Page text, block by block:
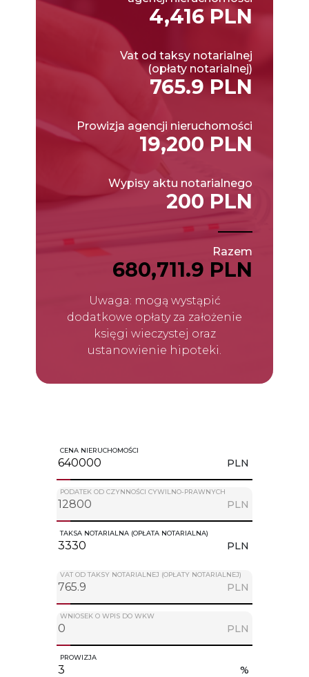
4,416 PLN
Vat od taksy notarialnej
(opłaty notarialnej)
765.9 PLN
Prowizja agencji nieruchomości
19,200 PLN
Wypisy aktu notarialnego
200 PLN
Razem
680,711.9 PLN
Uwaga: mogą wystąpić
dodatkowe opłaty za założenie
księgi wieczystej oraz
ustanowienie hipoteki.
CENA NIERUCHOMOŚCI
PLN
PODATEK OD CZYNNOŚCI CYWILNO-PRAWNYCH
PLN
TAKSA NOTARIALNA (OPŁATA NOTARIALNA)
PLN
VAT OD TAKSY NOTARIALNEJ (OPŁATY NOTARIALNEJ)
PLN
WNIOSEK O WPIS DO WKW
PLN
PROWIZJA
%